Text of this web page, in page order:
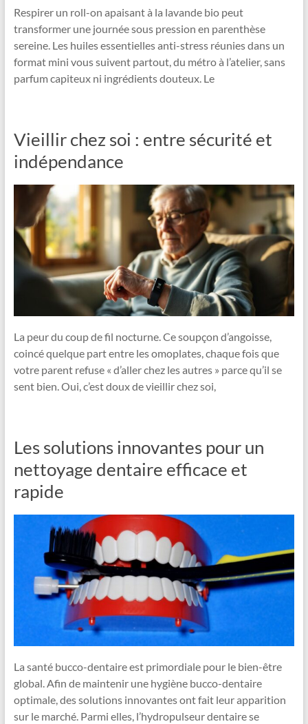
Respirer un roll-on apaisant à la lavande bio peut
transformer une journée sous pression en parenthèse
sereine. Les huiles essentielles anti-stress réunies dans un
format mini vous suivent partout, du métro à l’atelier, sans
parfum capiteux ni ingrédients douteux. Le
Vieillir chez soi : entre sécurité et
indépendance
La peur du coup de fil nocturne. Ce soupçon d’angoisse,
coincé quelque part entre les omoplates, chaque fois que
votre parent refuse « d’aller chez les autres » parce qu’il se
sent bien. Oui, c’est doux de vieillir chez soi,
Les solutions innovantes pour un
nettoyage dentaire efficace et
rapide
La santé bucco-dentaire est primordiale pour le bien-être
global. Afin de maintenir une hygiène bucco-dentaire
optimale, des solutions innovantes ont fait leur apparition
sur le marché. Parmi elles, l’hydropulseur dentaire se